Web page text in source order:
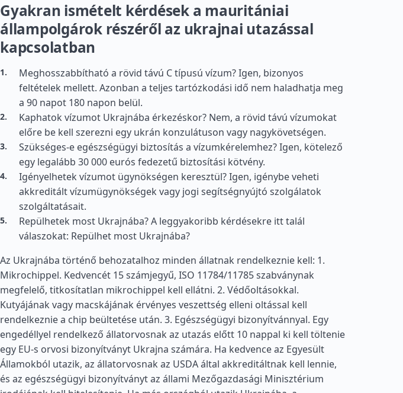
Gyakran ismételt kérdések a mauritániai
állampolgárok részéről az ukrajnai utazással
kapcsolatban
Meghosszabbítható a rövid távú C típusú vízum? Igen, bizonyos
feltételek mellett. Azonban a teljes tartózkodási idő nem haladhatja meg
a 90 napot 180 napon belül.
Kaphatok vízumot Ukrajnába érkezéskor? Nem, a rövid távú vízumokat
előre be kell szerezni egy ukrán konzulátuson vagy nagykövetségen.
Szükséges-e egészségügyi biztosítás a vízumkérelemhez? Igen, kötelező
egy legalább 30 000 eurós fedezetű biztosítási kötvény.
Igényelhetek vízumot ügynökségen keresztül? Igen, igénybe veheti
akkreditált vízumügynökségek vagy jogi segítségnyújtó szolgálatok
szolgáltatásait.
Repülhetek most Ukrajnába? A leggyakoribb kérdésekre itt talál
válaszokat: Repülhet most Ukrajnába?
Az Ukrajnába történő behozatalhoz minden állatnak rendelkeznie kell: 1.
Mikrochippel. Kedvencét 15 számjegyű, ISO 11784/11785 szabványnak
megfelelő, titkosítatlan mikrochippel kell ellátni. 2. Védőoltásokkal.
Kutyájának vagy macskájának érvényes veszettség elleni oltással kell
rendelkeznie a chip beültetése után. 3. Egészségügyi bizonyítvánnyal. Egy
engedéllyel rendelkező állatorvosnak az utazás előtt 10 nappal ki kell töltenie
egy EU-s orvosi bizonyítványt Ukrajna számára. Ha kedvence az Egyesült
Államokból utazik, az állatorvosnak az USDA által akkreditáltnak kell lennie,
és az egészségügyi bizonyítványt az állami Mezőgazdasági Minisztérium